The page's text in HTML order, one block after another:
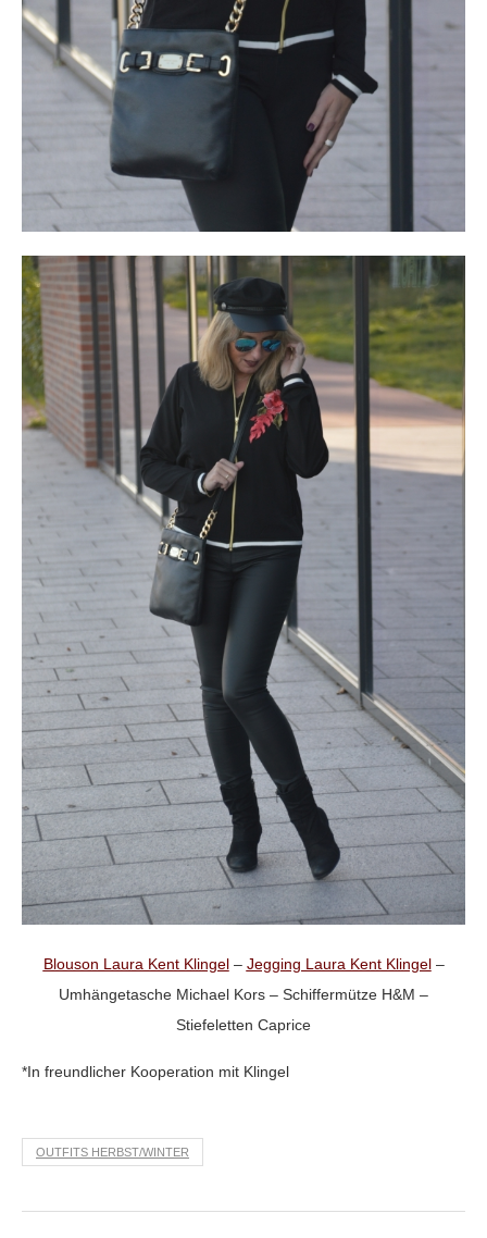
Blouson Laura Kent Klingel– Jegging Laura Kent Klingel–
Umhängetasche Michael Kors – Schiffermütze H&M –
Stiefeletten Caprice
*In freundlicher Kooperation mit Klingel
OUTFITS HERBST/WINTER